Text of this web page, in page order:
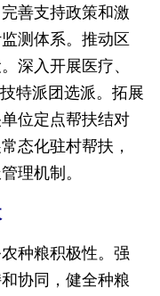
善支持政策和激
测体系。推动区
深入开展医疗、
特派团选派。拓展
位定点帮扶结对
态化驻村帮扶，
理机制。
种粮积极性。强
协同，健全种粮